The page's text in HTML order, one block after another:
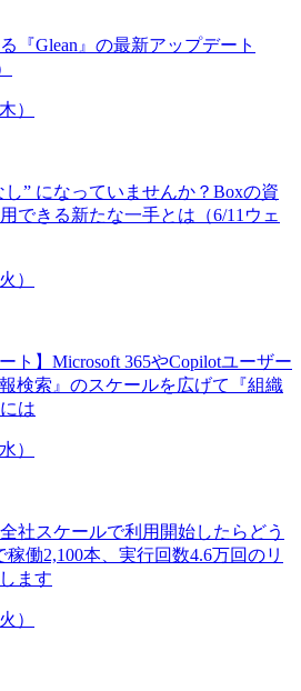
『Glean』の最新アップデート
）
” になっていませんか？Boxの資
できる新たな一手とは（6/11ウェ
）
ト】Microsoft 365やCopilotユーザー
検索』のスケールを広げて『組織
は
）
社スケールで利用開始したらどう
働2,100本、実行回数4.6万回のリ
ます
）